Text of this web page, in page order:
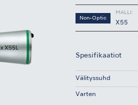
Non-Optic
MALLI:
X55
Spesifikaatiot
Välityssuhd
Varten